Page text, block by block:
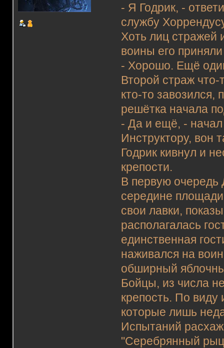
- Я Годрик, -
службу
Хоть лиц стражей
воины его приняли
- Хорошо. Ещё
Второй страж
кто-то
решётка начала
- Да и ещё, - начал
Инструктору, вон
Годрик кивнул и
крепости.
В первую
середине
свои лавки,
располагалась
единственная
наживался на
обширный
Бойцы, из числа
крепость. По виду
которые лишь
Испытаний
"Серебрянный